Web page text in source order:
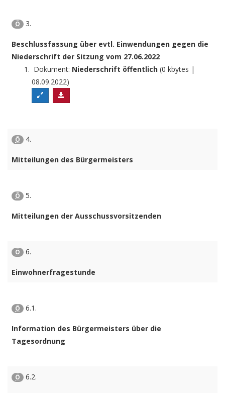
Ö 3.
Beschlussfassung über evtl. Einwendungen gegen die
Niederschrift der Sitzung vom 27.06.2022
Dokument: Niederschrift öffentlich (0 kbytes |
08.09.2022)
Ö 4.
Mitteilungen des Bürgermeisters
Ö 5.
Mitteilungen der Ausschussvorsitzenden
Ö 6.
Einwohnerfragestunde
Ö 6.1.
Information des Bürgermeisters über die
Tagesordnung
Ö 6.2.